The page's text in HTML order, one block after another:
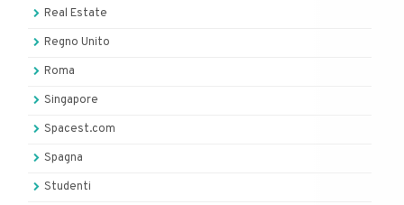
Real Estate
Regno Unito
Roma
Singapore
Spacest.com
Spagna
Studenti